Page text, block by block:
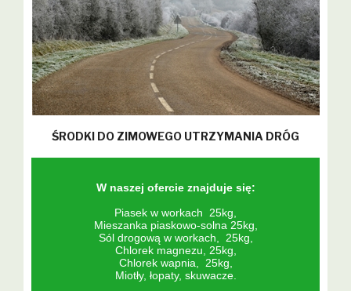
ŚRODKI DO ZIMOWEGO UTRZYMANIA DRÓG
W naszej ofercie znajduje się:
Piasek w workach 25kg,
Mieszanka piaskowo-solna 25kg,
Sól drogową w workach, 25kg,
Chlorek magnezu, 25kg,
Chlorek wapnia, 25kg,
Miotły, łopaty, skuwacze.